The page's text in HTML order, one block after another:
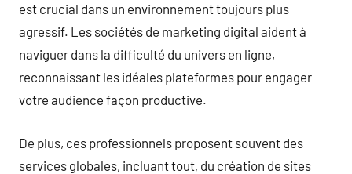
est crucial dans un environnement toujours plus
agressif. Les sociétés de marketing digital aident à
naviguer dans la difficulté du univers en ligne,
reconnaissant les idéales plateformes pour engager
votre audience façon productive.
De plus, ces professionnels proposent souvent des
services globales, incluant tout, du création de sites